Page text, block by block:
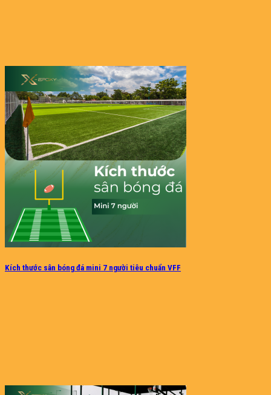
Kích thước sân bóng đá mini 7 người tiêu chuẩn VFF